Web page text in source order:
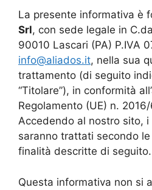
La presente informativa è
Srl, con sede legale in
90010 Lascari (PA) P.IVA
info@aliados.it, nella sua
trattamento (di seguito
“Titolare”), in conformità
Regolamento (UE) n.
Accedendo al nostro sito,
saranno trattati secondo
finalità descritte di seguito.
Questa informativa non si